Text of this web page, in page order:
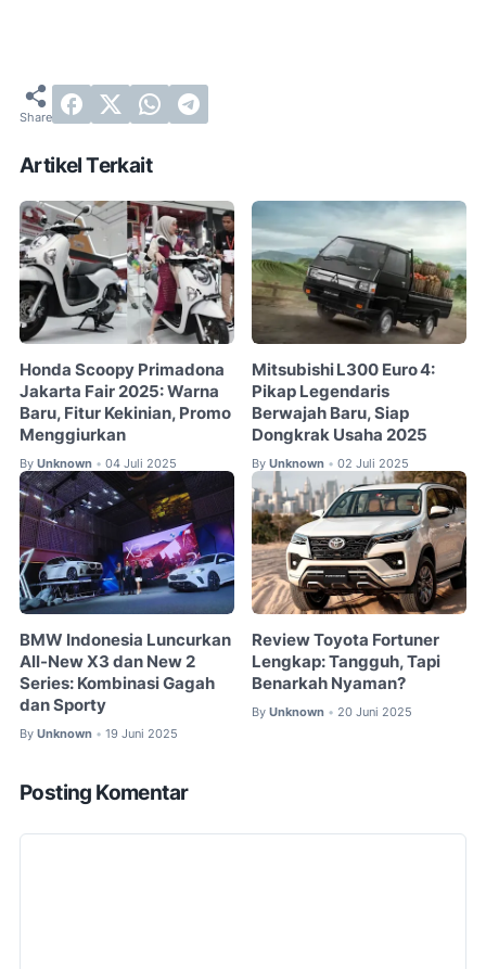
Artikel Terkait
Honda Scoopy Primadona
Jakarta Fair 2025: Warna
Baru, Fitur Kekinian, Promo
Menggiurkan
By Unknown • 04 Juli 2025
Mitsubishi L300 Euro 4:
Pikap Legendaris
Berwajah Baru, Siap
Dongkrak Usaha 2025
By Unknown • 02 Juli 2025
BMW Indonesia Luncurkan
All-New X3 dan New 2
Series: Kombinasi Gagah
dan Sporty
By Unknown • 19 Juni 2025
Review Toyota Fortuner
Lengkap: Tangguh, Tapi
Benarkah Nyaman?
By Unknown • 20 Juni 2025
Posting Komentar